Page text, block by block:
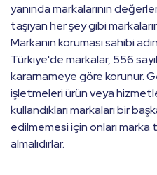
Kurumsal
yanında markalarının
taşıyan her şey gibi
Markanın koruması sahibi
Türkiye'de markalar, 556
kararnameye göre korunur.
işletmeleri ürün veya
kullandıkları markaları bir
edilmemesi için onları marka
almalıdırlar.